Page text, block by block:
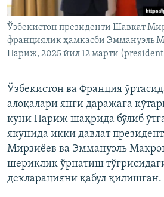
Ўзбекистон президенти Шавкат
франциялик ҳамкасби Эммануэль
Париж, 2025 йил 12 марти
Ўзбекистон ва Франция
алоқалари янги даражага
куни Париж шаҳрида бўлиб
якунида икки давлат
Мирзиёев ва Эммануэль
шериклик ўрнатиш
декларацияни қабул қилишган.